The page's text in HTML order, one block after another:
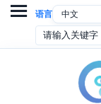
语言
